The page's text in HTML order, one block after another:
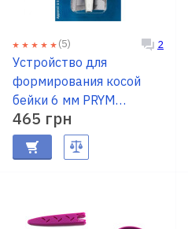
(5) 2
Устройство для
формирования косой
бейки 6 мм PRYM
611101
465 грн